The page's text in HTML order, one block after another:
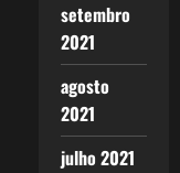
setembro
2021
agosto
2021
julho 2021